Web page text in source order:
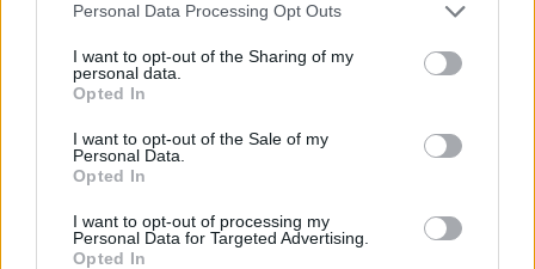
Personal Data Processing Opt Outs
I want to opt-out of the Sharing of my
personal data.
Opted In
I want to opt-out of the Sale of my
Personal Data.
Opted In
I want to opt-out of processing my
Personal Data for Targeted Advertising.
Opted In
Θέσεις εργασίας
Θέσεις Εργασίας ανά Ειδικότητα